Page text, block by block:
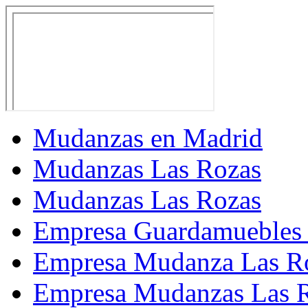
Mudanzas en Madrid
Mudanzas Las Rozas
Mudanzas Las Rozas
Empresa
Empresa Mudanza Las
Empresa Mudanzas Las